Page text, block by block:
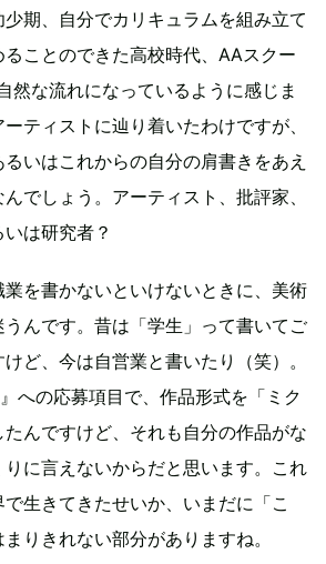
期、自分でカリキュラムを組み立て
ことのできた高校時代、AAスクー
然な流れになっているように感じま
ティストに辿り着いたわけですが、
いはこれからの自分の肩書きをあえ
でしょう。アーティスト、批評家、
は研究者？
業を書かないといけないときに、美術
んです。昔は「学生」って書いてご
ど、今は自営業と書いたり（笑）。
への応募項目で、作品形式を「ミク
んですけど、それも自分の作品がな
に言えないからだと思います。これ
生きてきたせいか、いまだに「こ
りきれない部分がありますね。